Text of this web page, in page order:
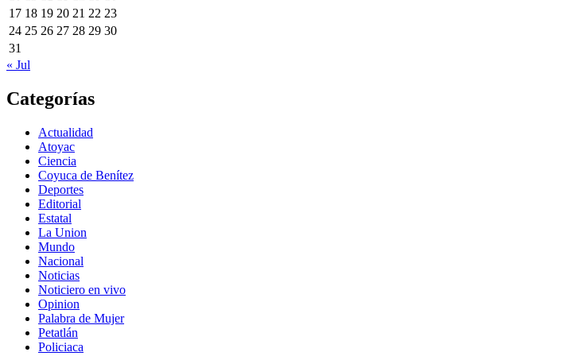
17 18 19 20 21 22 23
24 25 26 27 28 29 30
31
« Jul
Categorías
Actualidad
Atoyac
Ciencia
Coyuca de Benítez
Deportes
Editorial
Estatal
La Union
Mundo
Nacional
Noticias
Noticiero en vivo
Opinion
Palabra de Mujer
Petatlán
Policiaca